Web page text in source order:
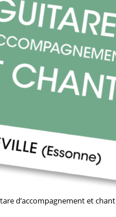
d’accompagnement et chant